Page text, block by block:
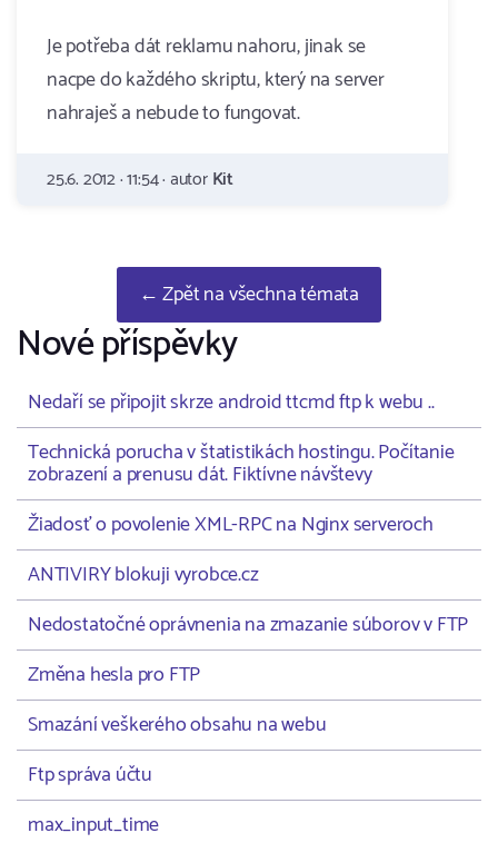
Je potřeba dát reklamu nahoru, jinak se
nacpe do každého skriptu, který na server
nahraješ a nebude to fungovat.
25.6. 2012 · 11:54 · autorKit
← Zpět na všechna témata
Nové příspěvky
Nedaří se připojit skrze android ttcmd ftp k webu ..
Technická porucha v štatistikách hostingu. Počítanie
zobrazení a prenusu dát. Fiktívne návštevy
Žiadosť o povolenie XML-RPC na Nginx serveroch
ANTIVIRY blokuji vyrobce.cz
Nedostatočné oprávnenia na zmazanie súborov v FTP
Změna hesla pro FTP
Smazání veškerého obsahu na webu
Ftp správa účtu
max_input_time